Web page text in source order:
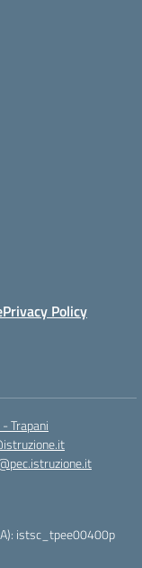
Privacy Policy
Trapani
istsc_tpee00400p